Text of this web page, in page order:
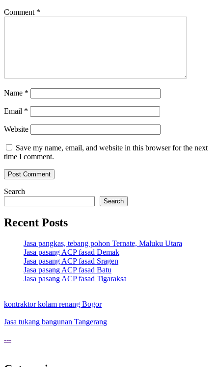
Comment *
Name *
Email *
Website
Save my name, email, and website in this browser for the next
time I comment.
Search
Search
Recent Posts
Jasa pangkas, tebang pohon Ternate, Maluku Utara
Jasa pasang ACP fasad Demak
Jasa pasang ACP fasad Sragen
Jasa pasang ACP fasad Batu
Jasa pasang ACP fasad Tigaraksa
kontraktor kolam renang Bogor
Jasa tukang bangunan Tangerang
---